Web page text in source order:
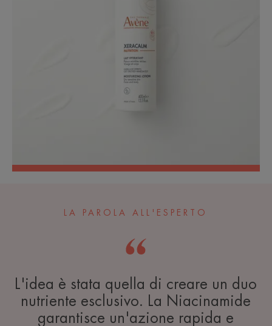
LA PAROLA ALL'ESPERTO
L'idea è stata quella di creare un duo
nutriente esclusivo. La Niacinamide
garantisce un'azione rapida e